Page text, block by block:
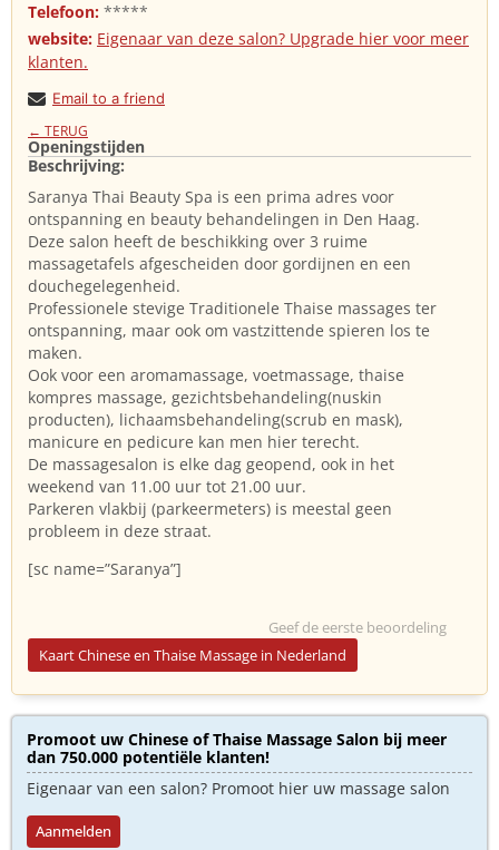
Telefoon: *****
website: Eigenaar van deze salon? Upgrade hier voor meer
klanten.
Email to a friend
← TERUG
Openingstijden
Beschrijving:
Saranya Thai Beauty Spa is een prima adres voor
ontspanning en beauty behandelingen in Den Haag.
Deze salon heeft de beschikking over 3 ruime
massagetafels afgescheiden door gordijnen en een
douchegelegenheid.
Professionele stevige Traditionele Thaise massages ter
ontspanning, maar ook om vastzittende spieren los te
maken.
Ook voor een aromamassage, voetmassage, thaise
kompres massage, gezichtsbehandeling(nuskin
producten), lichaamsbehandeling(scrub en mask),
manicure en pedicure kan men hier terecht.
De massagesalon is elke dag geopend, ook in het
weekend van 11.00 uur tot 21.00 uur.
Parkeren vlakbij (parkeermeters) is meestal geen
probleem in deze straat.
[sc name=”Saranya”]
Geef de eerste beoordeling
Kaart Chinese en Thaise Massage in Nederland
Promoot uw Chinese of Thaise Massage Salon bij meer
dan 750.000 potentiële klanten!
Eigenaar van een salon? Promoot hier uw massage salon
Aanmelden